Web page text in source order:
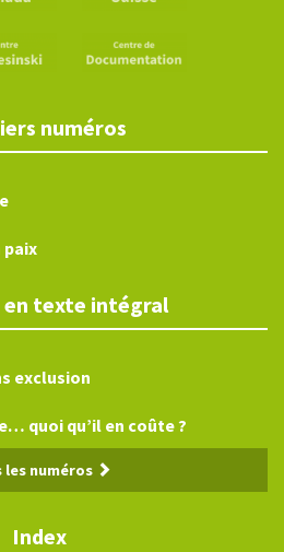
numéros
paix
en texte intégral
exclusion
quoi qu’il en coûte ?
les numéros
Index